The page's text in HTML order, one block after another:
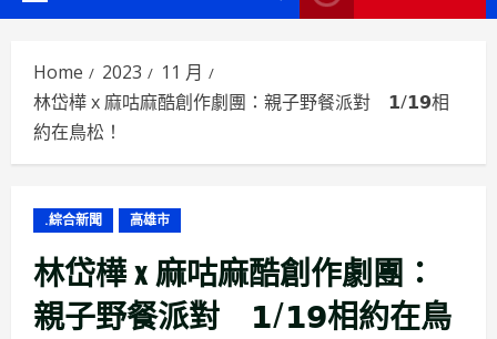
Home 2023
11 月
林岱樺 x 麻咕麻酷創作劇團：親子野餐派對 𝟭/𝟭𝟵相
約在鳥松！
.綜合新聞 高雄市
林岱樺 x 麻咕麻酷創作劇團：
親子野餐派對 𝟭/𝟭𝟵相約在鳥